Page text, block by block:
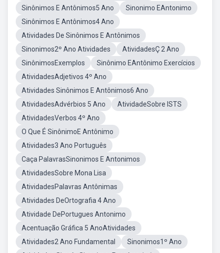
Sinônimos E Antônimos5 Ano
Sinonimo EAntonimo
Sinônimos E Antônimos4 Ano
Atividades De Sinônimos E Antônimos
Sinonimos2º Ano Atividades
AtividadesÇ 2 Ano
SinônimosExemplos
Sinônimo EAntônimo Exercícios
AtividadesAdjetivos 4º Ano
Atividades Sinônimos E Antônimos6 Ano
AtividadesAdvérbios 5 Ano
AtividadeSobre ISTS
AtividadesVerbos 4º Ano
O Que É SinônimoE Antônimo
Atividades3 Ano Português
Caça PalavrasSinonimos E Antonimos
AtividadesSobre Mona Lisa
AtividadesPalavras Antônimas
Atividades DeOrtografia 4 Ano
Atividade DePortugues Antonimo
Acentuação Gráfica 5 AnoAtividades
Atividades2 Ano Fundamental
Sinonimos1º Ano